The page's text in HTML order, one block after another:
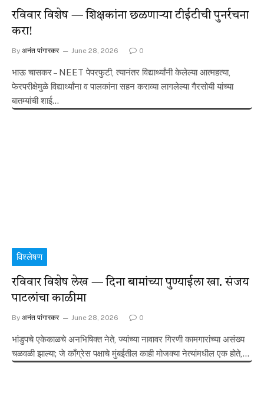
रविवार विशेष — शिक्षकांना छळणाऱ्या टीईटीची पुनर्रचना
करा!
By अनंत पांगारकर June 28, 2026 0
भाऊ चासकर – NEET पेपरफुटी, त्यानंतर विद्यार्थ्यांनी केलेल्या आत्महत्या,
फेरपरीक्षेमुळे विद्यार्थ्यांना व पालकांना सहन कराव्या लागलेल्या गैरसोयी यांच्या
बातम्यांची शाई…
विश्लेषण
रविवार विशेष लेख — दिना बामांच्या पुण्याईला खा. संजय
पाटलांचा काळीमा
By अनंत पांगारकर June 28, 2026 0
भांडुपचे एकेकाळचे अनभिषिक्त नेते, ज्यांच्या नावावर गिरणी कामगारांच्या असंख्य
चळवळी झाल्या; जे काँग्रेस पक्षाचे मुंबईतील काही मोजक्या नेत्यांमधील एक होते,…